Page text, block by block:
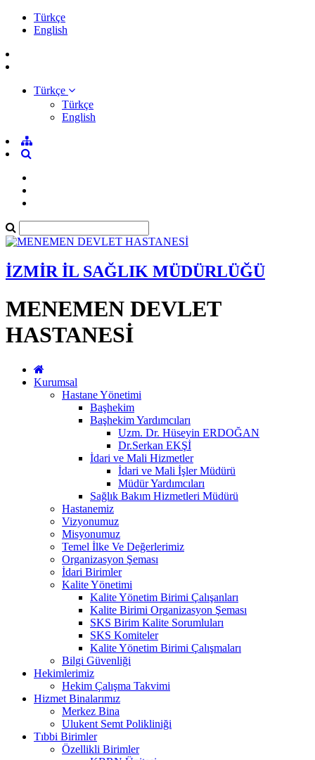
Türkçe
English
Türkçe
Türkçe
English
İZMİR İL SAĞLIK MÜDÜRLÜĞÜ
MENEMEN DEVLET
HASTANESİ
Kurumsal
Hastane Yönetimi
Başhekim
Başhekim Yardımcıları
Uzm. Dr. Hüseyin ERDOĞAN
Dr.Serkan EKŞİ
İdari ve Mali Hizmetler
İdari ve Mali İşler Müdürü
Müdür Yardımcıları
Sağlık Bakım Hizmetleri Müdürü
Hastanemiz
Vizyonumuz
Misyonumuz
Temel İlke Ve Değerlerimiz
Organizasyon Şeması
İdari Birimler
Kalite Yönetimi
Kalite Yönetim Birimi Çalışanları
Kalite Birimi Organizasyon Şeması
SKS Birim Kalite Sorumluları
SKS Komiteler
Kalite Yönetim Birimi Çalışmaları
Bilgi Güvenliği
Hekimlerimiz
Hekim Çalışma Takvimi
Hizmet Binalarımız
Merkez Bina
Ulukent Semt Polikliniği
Tıbbi Birimler
Özellikli Birimler